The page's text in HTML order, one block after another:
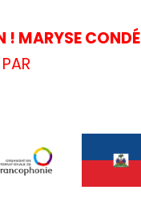
! MARYSE CONDÉ